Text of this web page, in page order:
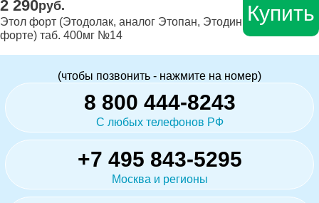
2 290руб.
Этол форт (Этодолак, аналог Этопан, Этодин
форте) таб. 400мг №14
Купить
(чтобы позвонить - нажмите на номер)
8 800 444-8243
С любых телефонов РФ
+7 495 843-5295
Москва и регионы